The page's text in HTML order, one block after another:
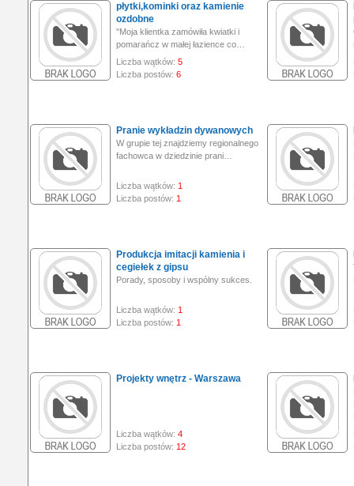
płytki,kominki oraz kamienie
ozdobne
"Moja klientka zamówiła kwiatki i
pomarańcz w małej łazience co…
Liczba wątków: 5
Liczba postów: 6
Pranie wykładzin dywanowych
W grupie tej znajdziemy regionalnego
fachowca w dziedzinie prani…
Liczba wątków: 1
Liczba postów: 1
Produkcja imitacji kamienia i
cegiełek z gipsu
Porady, sposoby i wspólny sukces.
Liczba wątków: 1
Liczba postów: 1
Projekty wnętrz - Warszawa
Liczba wątków: 4
Liczba postów: 12